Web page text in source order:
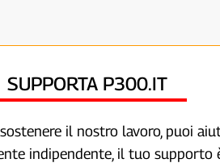
SUPPORTA P300.IT
il nostro lavoro, puoi
indipendente, il tuo supporto